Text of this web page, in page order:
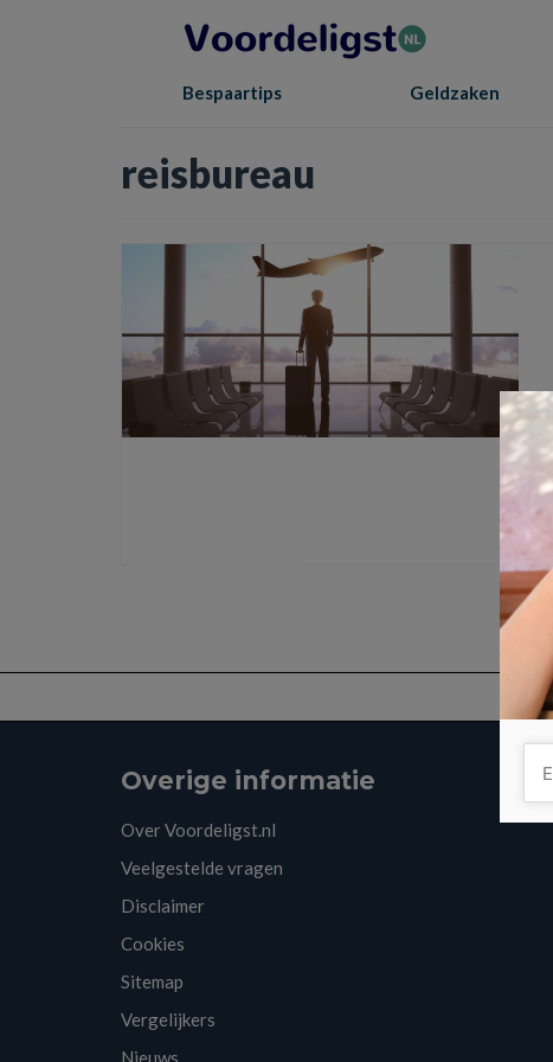
Bespaartips Geldzaken
reisbureau
Overige informatie
Over Voordeligst.nl
Veelgestelde vragen
Disclaimer
Cookies
Sitemap
Vergelijkers
Nieuws